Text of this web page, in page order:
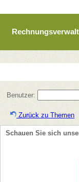
Benutzer:
Zurück zu Themen
Schauen Sie sich